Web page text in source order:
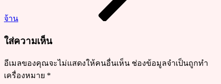
ต่อย
อด
เลย
จ้าน
ใส่ความเห็น
อีเมลของคุณจะไม่แสดงให้คนอื่นเห็น ช่องข้อมูลจำเป็นถูกทำ
เครื่องหมาย *